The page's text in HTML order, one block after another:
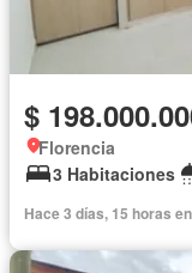
$
Florencia
3 Habitaciones
Hace 3 días, 15 horas